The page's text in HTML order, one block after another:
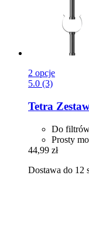
2 opcje
5.0 (3)
Tetra
Do
Prosty
44,99 zł
Dostawa do 12